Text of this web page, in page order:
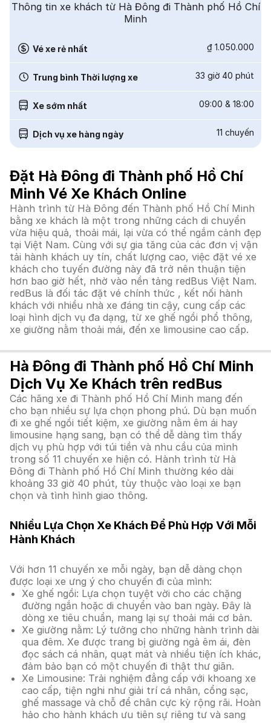
Thông tin xe khách từ Hà Đông đi Thành phố Hồ Chí
Minh
Vé xe rẻ nhất ₫ 1.050.000
Trung bình Thời lượng xe 33 giờ 40 phút
Xe sớm nhất 09:00 & 18:00
Dịch vụ xe hàng ngày 11 chuyến
Đặt Hà Đông đi Thành phố Hồ Chí
Minh Vé Xe Khách Online
Hành trình từ Hà Đông đến Thành phố Hồ Chí Minh
bằng xe khách là một trong những cách di chuyển
vừa hiệu quả, thoải mái, lại vừa có thể ngắm cảnh đẹp
tại Việt Nam. Cùng với sự gia tăng của các đơn vị vận
tải hành khách uy tín, chất lượng cao, việc đặt vé xe
khách cho tuyến đường này đã trở nên thuận tiện
hơn bao giờ hết, nhờ vào nền tảng redBus Việt Nam.
redBus là đối tác đặt vé chính thức , kết nối hành
khách với nhiều nhà xe đáng tin cậy, cung cấp các
loại hình dịch vụ đa dạng, từ xe ghế ngồi phổ thông,
xe giường nằm thoải mái, đến xe limousine cao cấp.
Hà Đông đi Thành phố Hồ Chí Minh
Dịch Vụ Xe Khách trên redBus
Các hãng xe đi Thành phố Hồ Chí Minh mang đến
cho bạn nhiều sự lựa chọn phong phú. Dù bạn muốn
đi xe ghế ngồi tiết kiệm, xe giường nằm êm ái hay
limousine hạng sang, bạn có thể dễ dàng tìm thấy
dịch vụ phù hợp với túi tiền và nhu cầu của mình
trong số 11 chuyến xe hiện có. Hành trình từ Hà
Đông đi Thành phố Hồ Chí Minh thường kéo dài
khoảng 33 giờ 40 phút, tùy thuộc vào loại xe bạn
chọn và tình hình giao thông.
Nhiều Lựa Chọn Xe Khách Để Phù Hợp Với Mỗi
Hành Khách
Với hơn 11 chuyến xe mỗi ngày, bạn dễ dàng chọn
được loại xe ưng ý cho chuyến đi của mình:
Xe ghế ngồi: Lựa chọn tuyệt vời cho các chặng
đường ngắn hoặc di chuyển vào ban ngày. Đây là
dòng xe tiêu chuẩn, mang lại sự thoải mái cơ bản.
Xe giường nằm: Lý tưởng cho những hành trình dài
qua đêm. Xe được trang bị giường ngả êm ái, đèn
đọc sách cá nhân, quạt mát và nhiều tiện ích khác,
đảm bảo bạn có một chuyến đi thật thư giãn.
Xe Limousine: Trải nghiệm đẳng cấp với khoang xe
cao cấp, tiện nghi như giải trí cá nhân, cổng sạc,
ghế massage và chỗ để chân cực kỳ rộng rãi. Hoàn
hảo cho hành khách ưu tiên sự riêng tư và sang